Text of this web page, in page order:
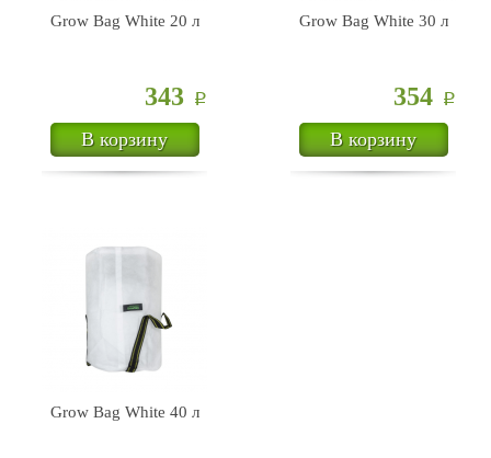
Grow Bag White 20 л
343 Р
В корзину
Grow Bag White 30 л
354 Р
В корзину
Grow Bag White 40 л